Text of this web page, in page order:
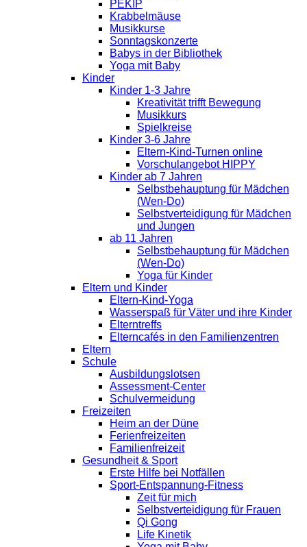
PEKIP
Krabbelmäuse
Musikkurse
Sonntagskonzerte
Babys in der Bibliothek
Yoga mit Baby
Kinder
Kinder 1-3 Jahre
Kreativität trifft Bewegung
Musikkurs
Spielkreise
Kinder 3-6 Jahre
Eltern-Kind-Turnen online
Vorschulangebot HIPPY
Kinder ab 7 Jahren
Selbstbehauptung für Mädchen
(Wen-Do)
Selbstverteidigung für Mädchen
und Jungen
ab 11 Jahren
Selbstbehauptung für Mädchen
(Wen-Do)
Yoga für Kinder
Eltern und Kinder
Eltern-Kind-Yoga
Wasserspaß für Väter und ihre Kinder
Elterntreffs
Elterncafés in den Familienzentren
Eltern
Schule
Ausbildungslotsen
Assessment-Center
Schulvermeidung
Freizeiten
Heim an der Düne
Ferienfreizeiten
Familienfreizeit
Gesundheit & Sport
Erste Hilfe bei Notfällen
Sport-Entspannung-Fitness
Zeit für mich
Selbstverteidigung für Frauen
Qi Gong
Life Kinetik